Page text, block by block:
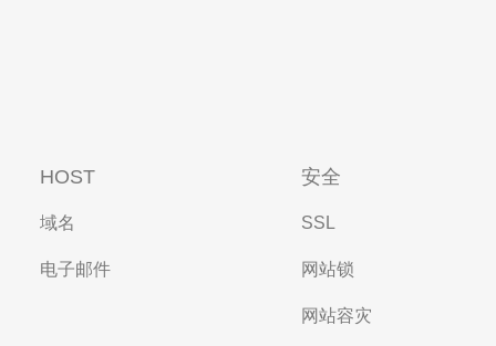
HOST
域名
电子邮件
安全
SSL
网站锁
网站容灾